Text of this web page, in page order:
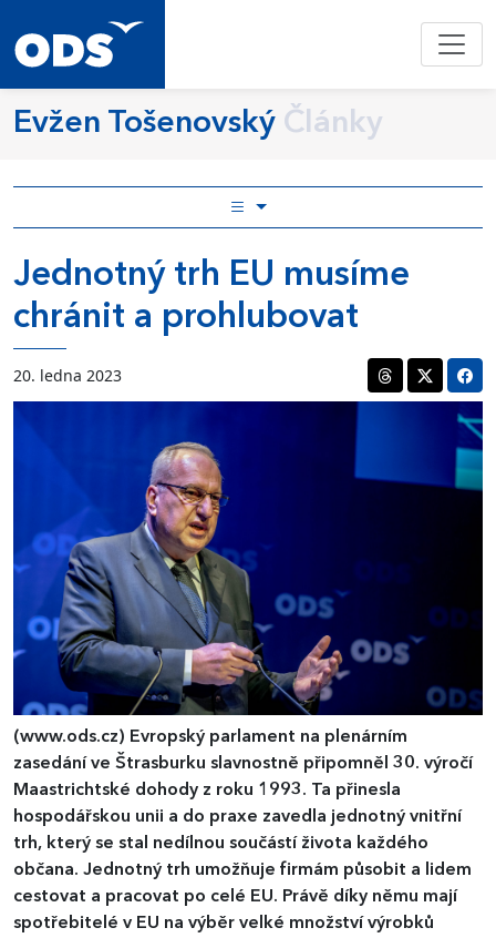
Evžen Tošenovský Články
Jednotný trh EU musíme
chránit a prohlubovat
20. ledna 2023
(www.ods.cz) Evropský parlament na plenárním
zasedání ve Štrasburku slavnostně připomněl 30. výročí
Maastrichtské dohody z roku 1993. Ta přinesla
hospodářskou unii a do praxe zavedla jednotný vnitřní
trh, který se stal nedílnou součástí života každého
občana. Jednotný trh umožňuje firmám působit a lidem
cestovat a pracovat po celé EU. Právě díky němu mají
spotřebitelé v EU na výběr velké množství výrobků